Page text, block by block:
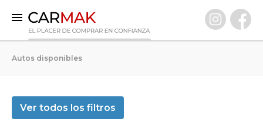
0 KM
Usados Premium
Autos disponibles
Ver todos los filtros